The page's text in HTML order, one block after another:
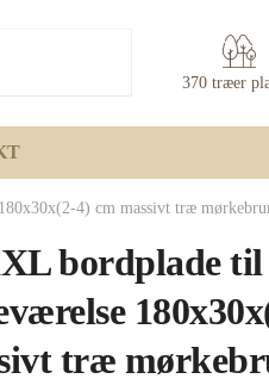
370 træer
4) cm massivt træ
bordplade til
træ